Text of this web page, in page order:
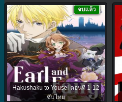
Hakushaku to Yousei ตอนที่ 1-12
ซับไทย
จบแล้ว